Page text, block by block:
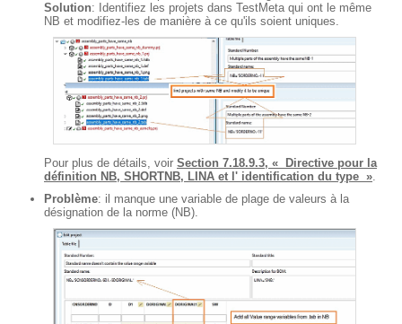
Solution: Identifiez les projets dans TestMeta qui ont le même
NB et modifiez-les de manière à ce qu'ils soient uniques.
Pour plus de détails, voir Section 7.18.9.3, « Directive pour la
définition NB, SHORTNB, LINA et l' identification du type »
Problème: il manque une variable de plage de valeurs à la
désignation de la norme (NB).